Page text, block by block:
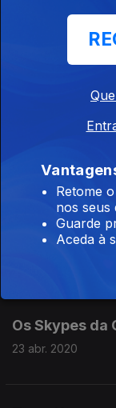
Agência de
28 abr. 2020
A canção do
Comemorar
pandemia
Os Skypes da
23 abr. 2020
Retome
nos seus
Guarde
Aceda à